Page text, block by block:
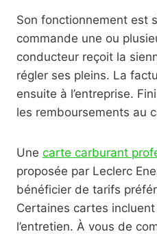
Son fonctionnement est
commande une ou
conducteur reçoit la
régler ses pleins. La
ensuite à l’entreprise.
les remboursements au
Une carte carburant
proposée par Leclerc
bénéficier de tarifs
Certaines cartes
l’entretien. À vous de